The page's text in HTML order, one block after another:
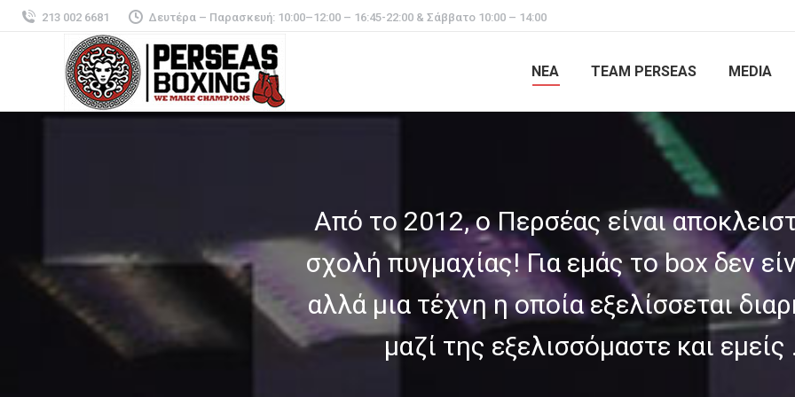
213 002 6681 Δευτέρα – Παρασκευή: 10:00–12:00 – 16:45-22:00 & Σάββατο 10:00 – 14:00
ΝΕΑ TEAM PERSEAS MEDIA
Από το 2012, ο Περσέας είναι
σχολή πυγμαχίας! Για εμάς το box δεν
αλλά μια τέχνη η οποία εξελίσσεται
μαζί της εξελισσόμαστε και εμείς